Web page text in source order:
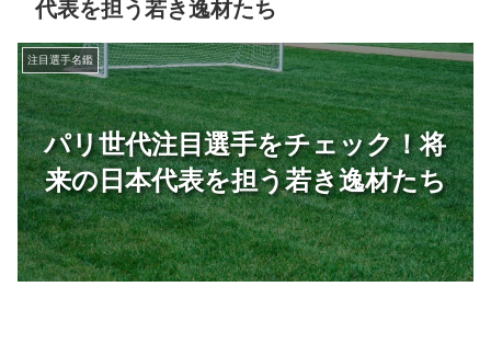
代表を担う若き逸材たち
パリ世代注目選手をチェック！将
来の日本代表を担う若き逸材たち
注目選手名鑑